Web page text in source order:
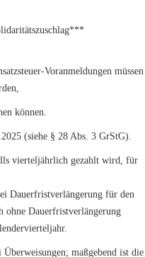
Voranmeldungen müssen
können.
(siehe § 28 Abs. 3 GrStG).
vierteljährlich gezahlt wird, für
Dauerfristverlängerung für den
Dauerfristverlängerung
maßgebend ist die